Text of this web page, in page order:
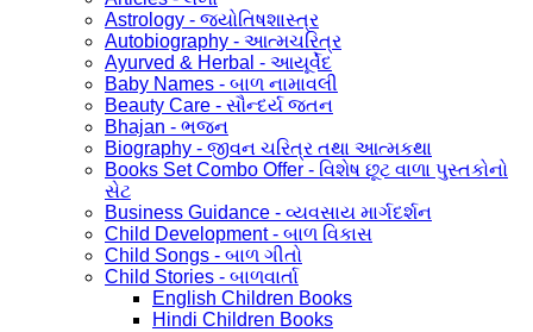
Astrology - જ્યોતિષશાસ્ત્ર
Autobiography - આત્મચરિત્ર
Ayurved & Herbal - આયૂર્વેદ
Baby Names - બાળ નામાવલી
Beauty Care - સૌન્દર્ય જતન
Bhajan - ભજન
Biography - જીવન ચરિત્ર તથા આત્મકથા
Books Set Combo Offer - વિશેષ છૂટ વાળા પુસ્તકોનો
સેટ
Business Guidance - વ્યવસાય માર્ગદર્શન
Child Development - બાળ વિકાસ
Child Songs - બાળ ગીતો
Child Stories - બાળવાર્તા
English Children Books
Hindi Children Books